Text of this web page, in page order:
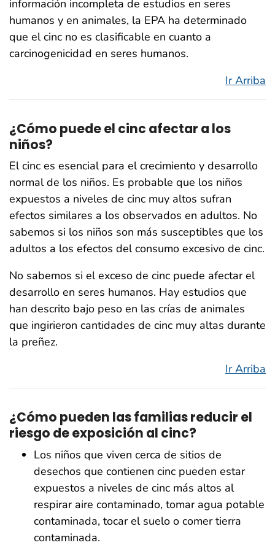
información incompleta de estudios en seres
humanos y en animales, la EPA ha determinado
que el cinc no es clasificable en cuanto a
carcinogenicidad en seres humanos.
Ir Arriba
¿Cómo puede el cinc afectar a los
niños?
El cinc es esencial para el crecimiento y desarrollo
normal de los niños. Es probable que los niños
expuestos a niveles de cinc muy altos sufran
efectos similares a los observados en adultos. No
sabemos si los niños son más susceptibles que los
adultos a los efectos del consumo excesivo de cinc.
No sabemos si el exceso de cinc puede afectar el
desarrollo en seres humanos. Hay estudios que
han descrito bajo peso en las crías de animales
que ingirieron cantidades de cinc muy altas durante
la preñez.
Ir Arriba
¿Cómo pueden las familias reducir el
riesgo de exposición al cinc?
Los niños que viven cerca de sitios de
desechos que contienen cinc pueden estar
expuestos a niveles de cinc más altos al
respirar aire contaminado, tomar agua potable
contaminada, tocar el suelo o comer tierra
contaminada.